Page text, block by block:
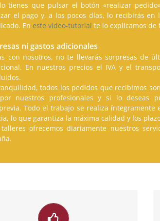
tienes que pulsar el botón «realizar
el pago y, a los pocos días, lo recibirás en
En este video-tutorial te lo explicamos de
ni gastos adicionales
con nosotros, no te llevarás sorpresas de
En nuestros precios el IVA y el
todos los pedidos que recibimos
nuestros profesionales y si lo deseas
Todo el trabajo se realiza íntegramente
lo que garantiza la máxima calidad y los
ofrecemos diariamente nuestros
Calidad Garantizada